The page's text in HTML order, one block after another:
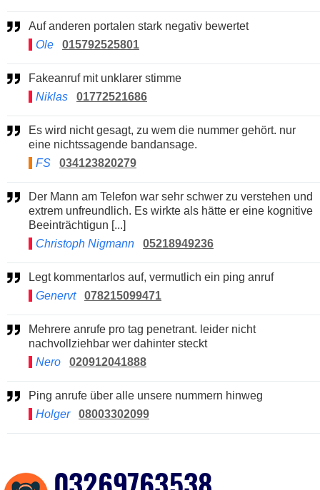
Auf anderen portalen stark negativ bewertet
Ole
015792525801
Fakeanruf mit unklarer stimme
Niklas
01772521686
Es wird nicht gesagt, zu wem die nummer gehört. nur
eine nichtssagende bandansage.
FS
034123820279
Der Mann am Telefon war sehr schwer zu verstehen und
extrem unfreundlich. Es wirkte als hätte er eine kognitive
Beeinträchtigun [...]
Christoph Nigmann
05218949236
Legt kommentarlos auf, vermutlich ein ping anruf
Genervt
078215099471
Mehrere anrufe pro tag penetrant. leider nicht
nachvollziehbar wer dahinter steckt
Nero
020912041888
Ping anrufe über alle unsere nummern hinweg
Holger
08003302099